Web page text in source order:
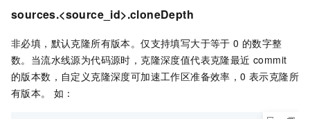
sources.<source_id>.cloneDepth
非必填，默认克隆所有版本。仅支持填写大于等于 0 的数字整
数。当流水线源为代码源时，克隆深度值代表克隆最近 commit
的版本数，自定义克隆深度可加速工作区准备效率，0 表示克隆所
有版本。 如：